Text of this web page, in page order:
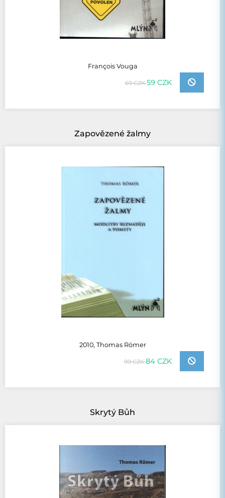
François Vouga
69 CZK59 CZK
Zapovězené žalmy
2010, Thomas Römer
99 CZK84 CZK
Skrytý Bůh